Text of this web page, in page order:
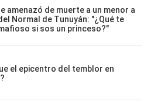
amenazó de muerte a un menor a
Normal de Tunuyán: "¿Qué te
si sos un princeso?"
el epicentro del temblor en